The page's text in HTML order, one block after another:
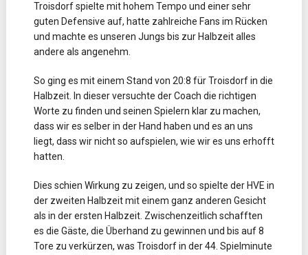
Troisdorf spielte mit hohem Tempo und einer sehr
guten Defensive auf, hatte zahlreiche Fans im Rücken
und machte es unseren Jungs bis zur Halbzeit alles
andere als angenehm.
So ging es mit einem Stand von 20:8 für Troisdorf in die
Halbzeit. In dieser versuchte der Coach die richtigen
Worte zu finden und seinen Spielern klar zu machen,
dass wir es selber in der Hand haben und es an uns
liegt, dass wir nicht so aufspielen, wie wir es uns erhofft
hatten.
Dies schien Wirkung zu zeigen, und so spielte der HVE in
der zweiten Halbzeit mit einem ganz anderen Gesicht
als in der ersten Halbzeit. Zwischenzeitlich schafften
es die Gäste, die Überhand zu gewinnen und bis auf 8
Tore zu verkürzen, was Troisdorf in der 44. Spielminute